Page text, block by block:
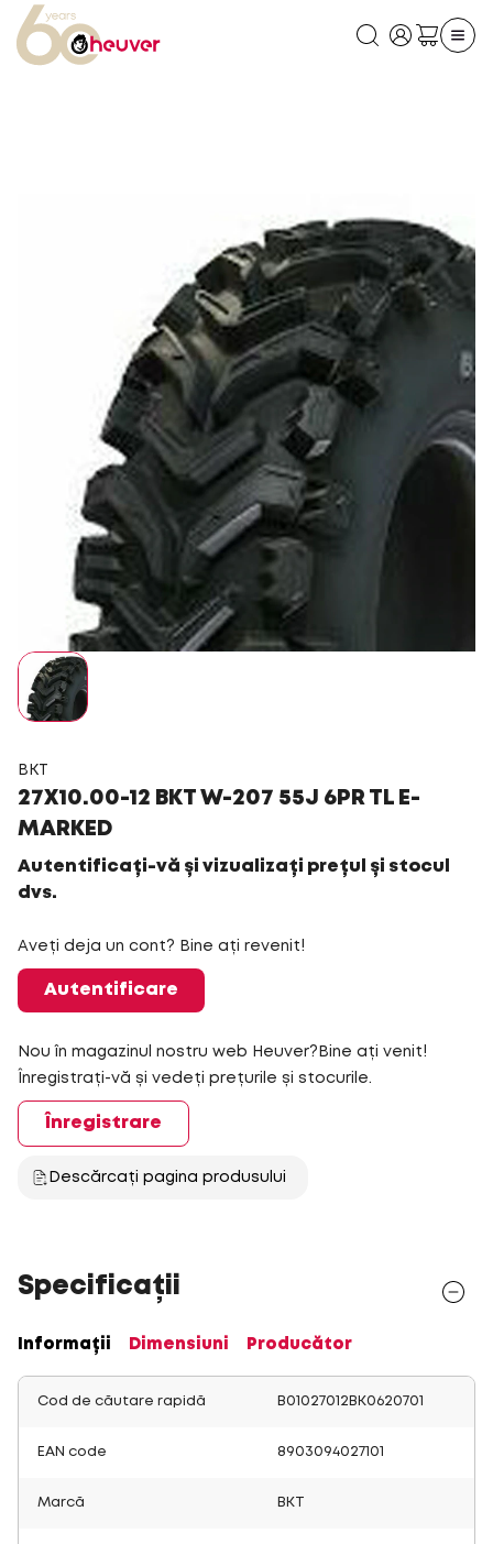
BKT
27X10.00-12 BKT W-207 55J 6PR TL E-
MARKED
Autentificați-vă și vizualizați prețul și stocul
dvs.
Aveți deja un cont? Bine ați revenit!
Autentificare
Nou în magazinul nostru web Heuver?Bine ați venit!
Înregistrați-vă și vedeți prețurile și stocurile.
Înregistrare
Descărcați pagina produsului
Specificații
Informații Dimensiuni Producător
Cod de căutare rapidă B01027012BK0620701
EAN code 8903094027101
Marcă BKT